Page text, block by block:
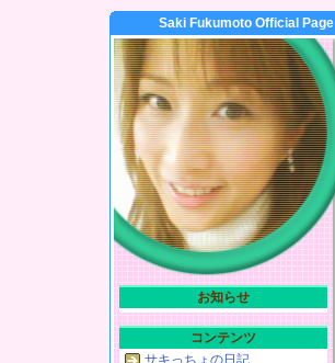
Saki Fukumoto Official Page
お知らせ
コンテンツ
サキっちょの日記